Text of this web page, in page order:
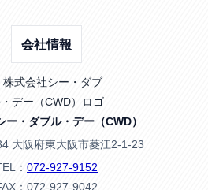
会社情報
ー・ダブル・デー（CWD）
大阪府東大阪市菱江2-1-23
： 072-927-9152
：072-927-9042